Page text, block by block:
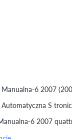
6 2007
S
6 2007